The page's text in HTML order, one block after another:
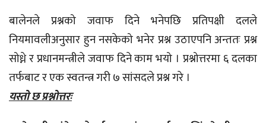
बालेनले प्रश्नको जवाफ दिने भनेपछि प्रतिपक्षी दलले
नियमावलीअनुसार हुन नसकेको भनेर प्रश्न उठाएपनि अन्ततः प्रश्न
सोध्ने र प्रधानमन्त्रीले जवाफ दिने काम भयो । प्रश्नोत्तरमा ६ दलका
तर्फबाट र एक स्वतन्त्र गरी ७ सांसदले प्रश्न गरे ।
यस्तो छ प्रश्नोत्तरः